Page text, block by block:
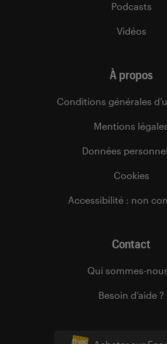
Podcasts
Vidéos
À propos
Conditions générales
Mentions
Données
Cookies
Accessibilité : non
Contact
Qui sommes-
Besoin d’aide ?